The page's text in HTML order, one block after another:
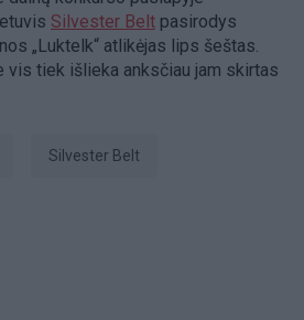
Silvester Belt pasirodys
„Luktelk“ atlikėjas lips šeštas.
vis tiek išlieka anksčiau jam skirtas
Silvester Belt